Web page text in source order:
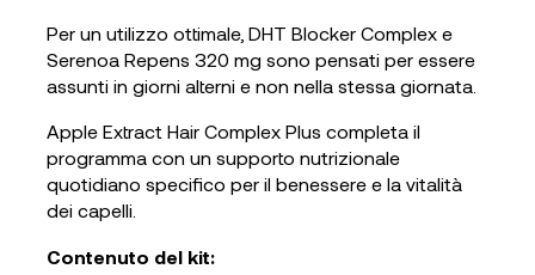
Per un utilizzo ottimale, DHT Blocker Complex e
Serenoa Repens 320 mg sono pensati per essere
assunti in giorni alterni e non nella stessa giornata.
Apple Extract Hair Complex Plus completa il
programma con un supporto nutrizionale
quotidiano specifico per il benessere e la vitalità
dei capelli.
Contenuto del kit: